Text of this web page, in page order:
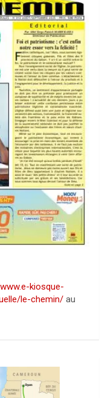
kiosque-
le-chemin/ au